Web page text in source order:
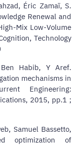
Éric Zamaï, S.
Renewal and
Mix Low-Volume
Technology
Habib, Y Aref.
mechanisms in
Engineering:
2015, pp.1 ;
Samuel Bassetto,
optimization of